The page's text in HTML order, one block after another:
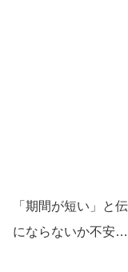
「期間が短い」と
にならないか不安…